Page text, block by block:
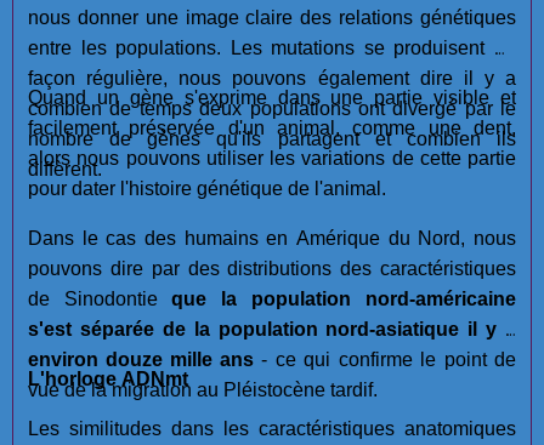
nous donner une image claire des relations génétiques
entre les populations. Les mutations se produisent de
façon régulière, nous pouvons également dire il y a
combien de temps deux populations ont divergé par le
nombre de gènes qu'ils partagent et combien ils
diffèrent.
Quand un gène s'exprime dans une partie visible et
facilement préservée d'un animal, comme une dent,
alors nous pouvons utiliser les variations de cette partie
pour dater l'histoire génétique de l'animal.
Dans le cas des humains en Amérique du Nord, nous
pouvons dire par des distributions des caractéristiques
de Sinodontie que la population nord-américaine
s'est séparée de la population nord-asiatique il y a
environ douze mille ans - ce qui confirme le point de
vue de la migration au Pléistocène tardif.
L'horloge ADNmt
Les similitudes dans les caractéristiques anatomiques